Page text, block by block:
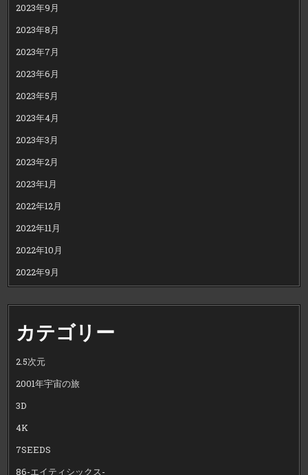
2023年9月
2023年8月
2023年7月
2023年6月
2023年5月
2023年4月
2023年3月
2023年2月
2023年1月
2022年12月
2022年11月
2022年10月
2022年9月
カテゴリー
2.5次元
2001年宇宙の旅
3D
4K
7SEEDS
86-エイティシックス-